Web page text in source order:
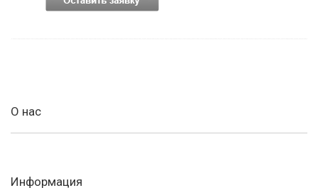
О нас
Информация